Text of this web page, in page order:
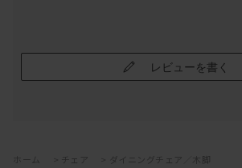
レビューを書く
ホーム チェア
ダイニングチェア／木脚